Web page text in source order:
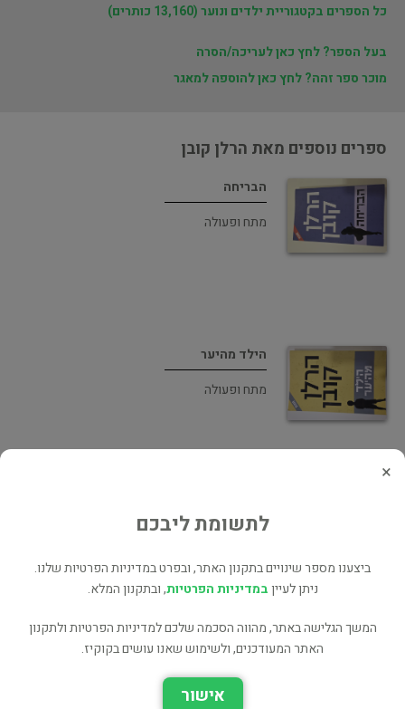
כל הספרים בקטגוריית ילדים ונוער (13,160 כותרים)
בעל הספר? לחץ כאן לעריכה/הסרה
מוכר ספר זהה? לחץ כאן להוספה למאגר
ספרים נוספים מאת הרלן קובן
הבריחה
מתח ופעולה
הילד מהיער
מתח ופעולה
מחסה - הסדרה של מיקי בוליטר
התמימים (כריכת הסדרה)
×
לתשומת ליבכם
ביצענו מספר שינויים בתקנון האתר, ובפרט במדיניות הפרטיות שלנו.
ניתן לעייןבמדיניות הפרטיות, ובתקנון המלא.
המשך הגלישה באתר, מהווה הסכמה שלכם למדיניות הפרטיות ולתקנון
האתר המעודכנים, ולשימוש שאנו עושים בקוקיז.
אישור